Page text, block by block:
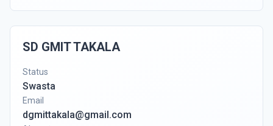
SD GMIT TAKALA
Status
Swasta
Email
dgmittakala@gmail.com